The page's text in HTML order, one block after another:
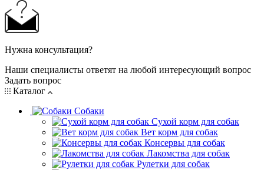
Нужна консультация?
Наши специалисты ответят на любой интересующий вопрос
Задать вопрос
Каталог
Собаки
Сухой корм для собак
Вет корм для собак
Консервы для собак
Лакомства для собак
Рулетки для собак